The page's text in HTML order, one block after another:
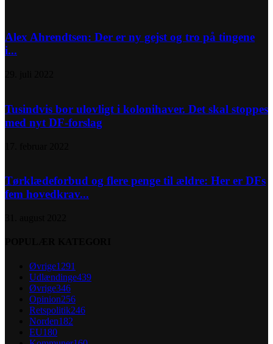
Alex Ahrendtsen: Der er ny gejst og tro på tingene
i...
Tusindvis bor ulovligt i kolonihaver. Det skal stoppes
med nyt DF-forslag
Tørklædeforbud og flere penge til ældre: Her er DFs
fem hovedkrav...
Øvrige1291
Udlændinge439
Øvrige346
Opinion256
Retspolitik246
Norden182
EU180